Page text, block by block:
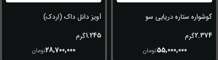
گوشواره ستاره دریایی سورمه ای
2.374گرم
55,000,000تومان
آویز دانل داک (اردک)
1.245گرم
28,700,000تومان